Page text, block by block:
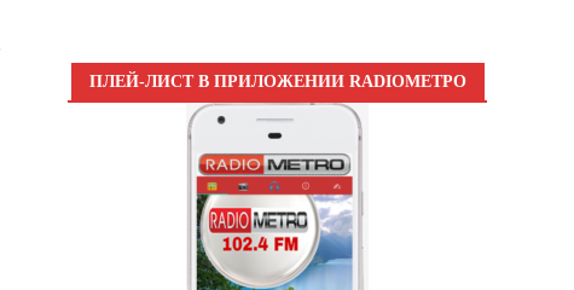
ПЛЕЙ-ЛИСТ В ПРИЛОЖЕНИИ RADIOМЕТРО